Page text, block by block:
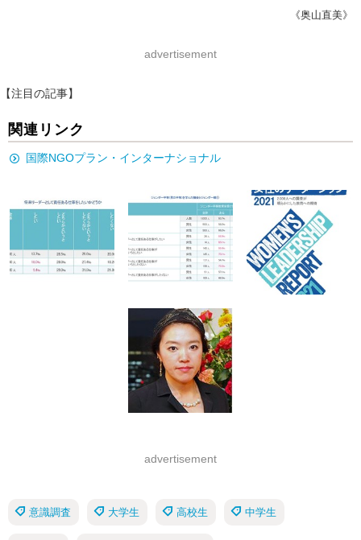
《奥山直美》
advertisement
【注目の記事】
関連リンク
国際NGOプラン・インターナショナル
advertisement
意識調査 大学生 高校生 中学生